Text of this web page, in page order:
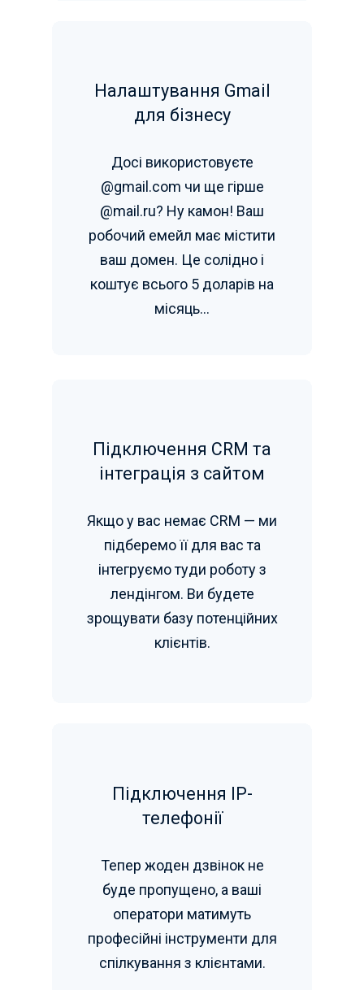
Налаштування Gmail
для бізнесу
Досі використовуєте
@gmail.com чи ще гірше
@mail.ru? Ну камон! Ваш
робочий емейл має містити
ваш домен. Це солідно і
коштує всього 5 доларів на
місяць...
Підключення CRM та
інтеграція з сайтом
Якщо у вас немає CRM — ми
підберемо її для вас та
інтегруємо туди роботу з
лендінгом. Ви будете
зрощувати базу потенційних
клієнтів.
Підключення ІР-
телефонії
Тепер жоден дзвінок не
буде пропущено, а ваші
оператори матимуть
професійні інструменти для
спілкування з клієнтами.